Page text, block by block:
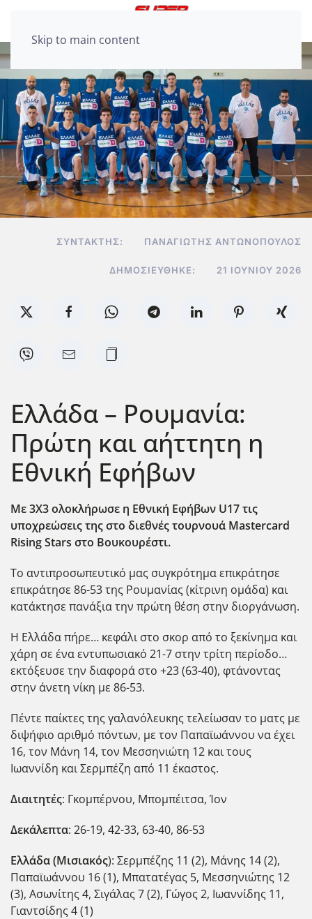
Skip to main content
ΣΥΝΤΆΚΤΗΣ: ΠΑΝΑΓΙΏΤΗΣ ΑΝΤΩΝΌΠΟΥΛΟΣ
ΔΗΜΟΣΙΕΎΘΗΚΕ: 21 ΙΟΥΝΊΟΥ 2026
Ελλάδα – Ρουμανία:
Πρώτη και αήττητη η
Εθνική Εφήβων
Με 3Χ3 ολοκλήρωσε η Εθνική Εφήβων U17 τις
υποχρεώσεις της στο διεθνές τουρνουά Mastercard
RisingStars στο Βουκουρέστι.
Το αντιπροσωπευτικό μας συγκρότημα επικράτησε
επικράτησε 86-53 της Ρουμανίας (κίτρινη ομάδα) και
κατάκτησε πανάξια την πρώτη θέση στην διοργάνωση.
Η Ελλάδα πήρε… κεφάλι στο σκορ από το ξεκίνημα και
χάρη σε ένα εντυπωσιακό 21-7 στην τρίτη περίοδο…
εκτόξευσε την διαφορά στο +23 (63-40), φτάνοντας
στην άνετη νίκη με 86-53.
Πέντε παίκτες της γαλανόλευκης τελείωσαν το ματς με
διψήφιο αριθμό πόντων, με τον Παπαϊωάννου να έχει
16, τον Μάνη 14, τον Μεσσηνιώτη 12 και τους
Ιωαννίδη και Σερμπέζη από 11 έκαστος.
Διαιτητές: Γκομπέρνου, Μπομπέιτσα, Ίον
Δεκάλεπτα: 26-19, 42-33, 63-40, 86-53
Ελλάδα (Μισιακός): Σερμπέζης 11 (2), Μάνης 14 (2),
Παπαϊωάννου 16 (1), Μπατατέγας 5, Μεσσηνιώτης 12
(3), Ασωνίτης 4, Σιγάλας 7 (2), Γώγος 2, Ιωαννίδης 11,
Γιαντσίδης 4 (1)